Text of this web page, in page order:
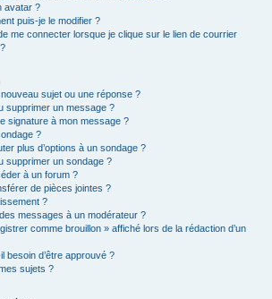
avatar ?
puis-je le modifier ?
me connecter lorsque je clique sur le lien de courrier
sujet ou une réponse ?
supprimer un message ?
signature à mon message ?
?
plus d’options à un sondage ?
supprimer un sondage ?
à un forum ?
de pièces jointes ?
?
messages à un modérateur ?
comme brouillon » affiché lors de la rédaction d’un
besoin d’être approuvé ?
sujets ?